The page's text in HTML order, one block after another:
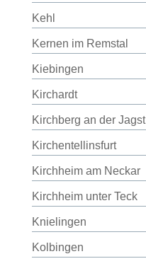
Kehl
Kernen im Remstal
Kiebingen
Kirchardt
Kirchberg an der Jagst
Kirchentellinsfurt
Kirchheim am Neckar
Kirchheim unter Teck
Knielingen
Kolbingen